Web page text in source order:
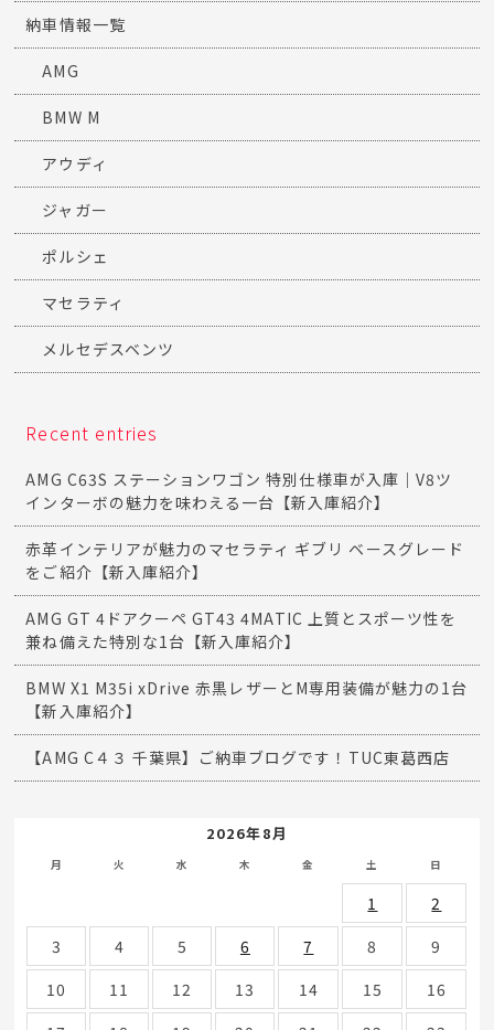
納車情報一覧
AMG
BMW M
アウディ
ジャガー
ポルシェ
マセラティ
メルセデスベンツ
Recent entries
AMG C63S ステーションワゴン 特別仕様車が入庫｜V8ツ
インターボの魅力を味わえる一台【新入庫紹介】
赤革インテリアが魅力のマセラティ ギブリ ベースグレード
をご紹介【新入庫紹介】
AMG GT 4ドアクーペ GT43 4MATIC 上質とスポーツ性を
兼ね備えた特別な1台【新入庫紹介】
BMW X1 M35i xDrive 赤黒レザーとM専用装備が魅力の1台
【新入庫紹介】
【AMG C４３ 千葉県】ご納車ブログです！TUC東葛西店
2026年8月
月 火 水 木 金 土 日
1
2
3
4 5 6 7 8
9
10
11 12 13 14 15
16